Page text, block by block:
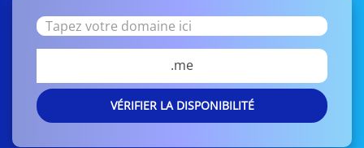
.me
VÉRIFIER LA DISPONIBILITÉ